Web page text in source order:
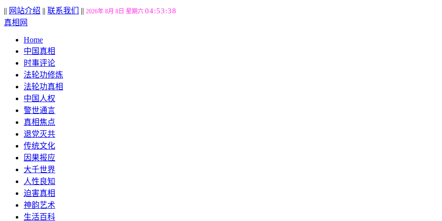
|| 网站介绍 || 联系我们 || 2026年 8月 8日 星期六 04:53:39
真相网
Home
中国真相
时事评论
法轮功修炼
法轮功真相
中国人权
警世通言
真相焦点
退党灭共
传统文化
因果报应
大千世界
人性良知
迫害真相
神韵艺术
生活百科